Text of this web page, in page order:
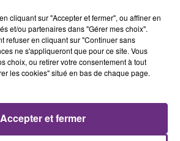
SHAKIRA FEAT. BURNA BOY
Dai Dai
cliquant sur "Accepter et fermer", ou affiner en
et/ou partenaires dans "Gérer mes choix".
refuser en cliquant sur "Continuer sans
ne s'appliqueront que pour ce site. Vous
choix, ou retirer votre consentement à tout
les cookies" situé en bas de chaque page.
Accepter et fermer